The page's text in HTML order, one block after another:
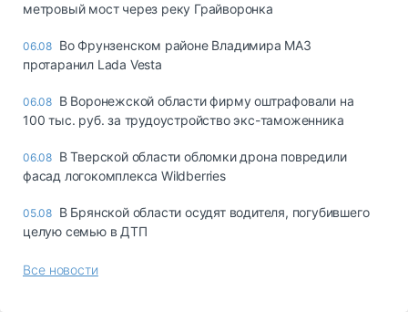
метровый мост через реку Грайворонка
06.08 Во Фрунзенском районе Владимира МАЗ
протаранил Lada Vesta
06.08 В Воронежской области фирму оштрафовали на
100 тыс. руб. за трудоустройство экс-таможенника
06.08 В Тверской области обломки дрона повредили
фасад логокомплекса Wildberries
05.08 В Брянской области осудят водителя, погубившего
целую семью в ДТП
Все новости